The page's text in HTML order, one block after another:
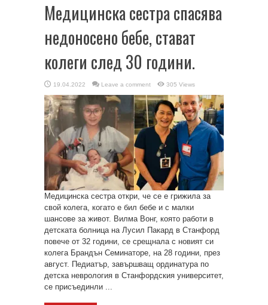
Медицинска сестра спасява
недоносено бебе, стават
колеги след 30 години.
19.04.2022 Leave a comment 305 Views
Медицинска сестра откри, че се е грижила за
свой колега, когато е бил бебе и с малки
шансове за живот. Вилма Вонг, която работи в
детската болница на Лусил Пакард в Станфорд
повече от 32 години, се срещнала с новият си
колега Брандън Семинаторе, на 28 години, през
август. Педиатър, завършващ ординатура по
детска неврология в Станфордския университет,
се присъединли ...